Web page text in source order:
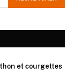
et courgettes